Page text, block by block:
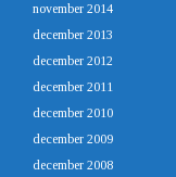
november 2014
december 2013
december 2012
december 2011
december 2010
december 2009
december 2008